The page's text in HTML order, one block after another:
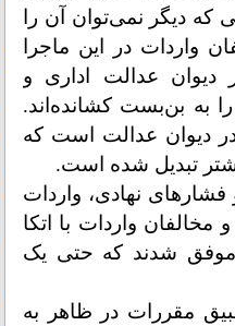
که دیگر نمی‌توان آن را
واردات در این ماجرا
عدالت اداری و
به بن‌بست کشانده‌اند.
دیوان عدالت است که
تبدیل شده است.
نهادی، واردات
متوقف کرده و مخالفان واردات با اتکا
موفق شدند که حتی یک
مقررات در ظاهر به